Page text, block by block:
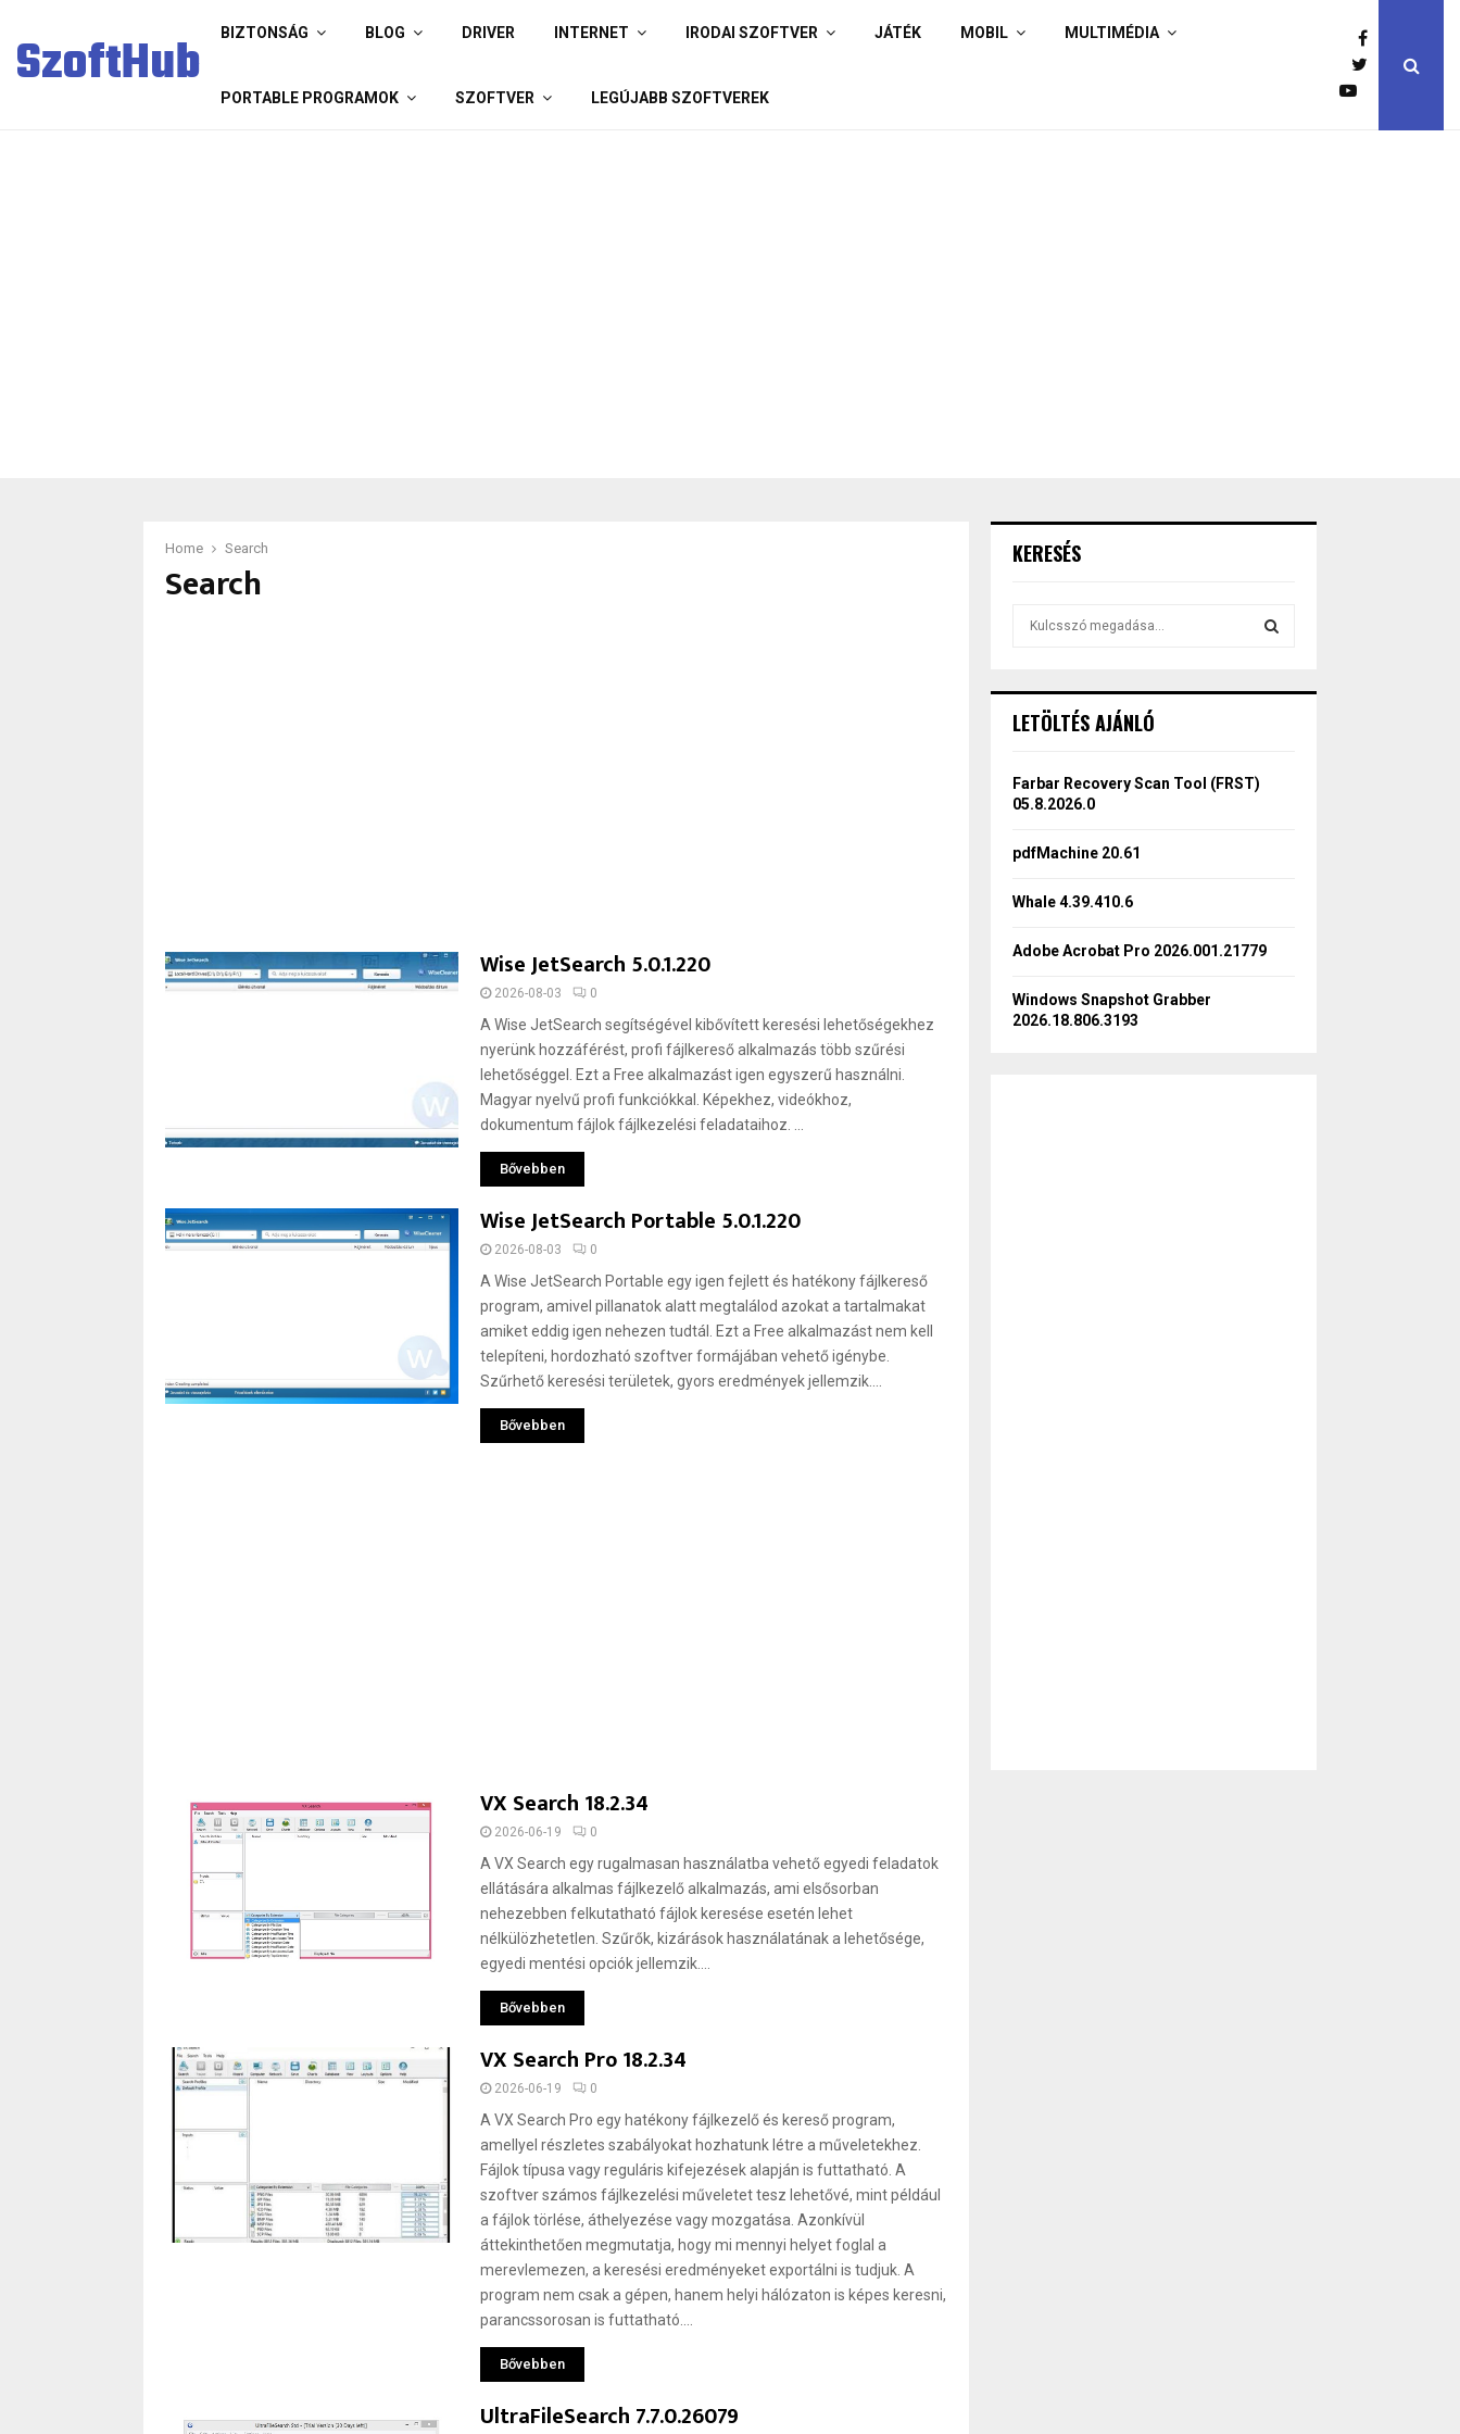
SzoftHub BIZTONSÁG BLOG DRIVER INTERNET IRODAI SZOFTVER JÁTÉK MOBIL MULTIMÉDIA
PORTABLE PROGRAMOK SZOFTVER LEGÚJABB SZOFTVEREK
Home Search
Search
Wise JetSearch 5.0.1.220
2026-08-03 0
A Wise JetSearch segítségével kibővített keresési lehetőségekhez
nyerünk hozzáférést, profi fájlkereső alkalmazás több szűrési
lehetőséggel. Ezt a Free alkalmazást igen egyszerű használni.
Magyar nyelvű profi funkciókkal. Képekhez, videókhoz,
dokumentum fájlok fájlkezelési feladataihoz. ...
Bővebben
Wise JetSearch Portable 5.0.1.220
2026-08-03 0
A Wise JetSearch Portable egy igen fejlett és hatékony fájlkereső
program, amivel pillanatok alatt megtalálod azokat a tartalmakat
amiket eddig igen nehezen tudtál. Ezt a Free alkalmazást nem kell
telepíteni, hordozható szoftver formájában vehető igénybe.
Szűrhető keresési területek, gyors eredmények jellemzik....
Bővebben
VX Search 18.2.34
2026-06-19 0
A VX Search egy rugalmasan használatba vehető egyedi feladatok
ellátására alkalmas fájlkezelő alkalmazás, ami elsősorban
nehezebben felkutatható fájlok keresése esetén lehet
nélkülözhetetlen. Szűrők, kizárások használatának a lehetősége,
egyedi mentési opciók jellemzik....
Bővebben
VX Search Pro 18.2.34
2026-06-19 0
A VX Search Pro egy hatékony fájlkezelő és kereső program,
amellyel részletes szabályokat hozhatunk létre a műveletekhez.
Fájlok típusa vagy reguláris kifejezések alapján is futtatható. A
szoftver számos fájlkezelési műveletet tesz lehetővé, mint például
a fájlok törlése, áthelyezése vagy mozgatása. Azonkívül
áttekinthetően megmutatja, hogy mi mennyi helyet foglal a
merevlemezen, a keresési eredményeket exportálni is tudjuk. A
program nem csak a gépen, hanem helyi hálózaton is képes keresni,
parancssorosan is futtatható....
Bővebben
UltraFileSearch 7.7.0.26079
KERESÉS
h
o
r
LETÖLTÉS AJÁNLÓ
Farbar Recovery Scan Tool (FRST)
05.8.2026.0
pdfMachine 20.61
Whale 4.39.410.6
Adobe Acrobat Pro 2026.001.21779
Windows Snapshot Grabber
2026.18.806.3193